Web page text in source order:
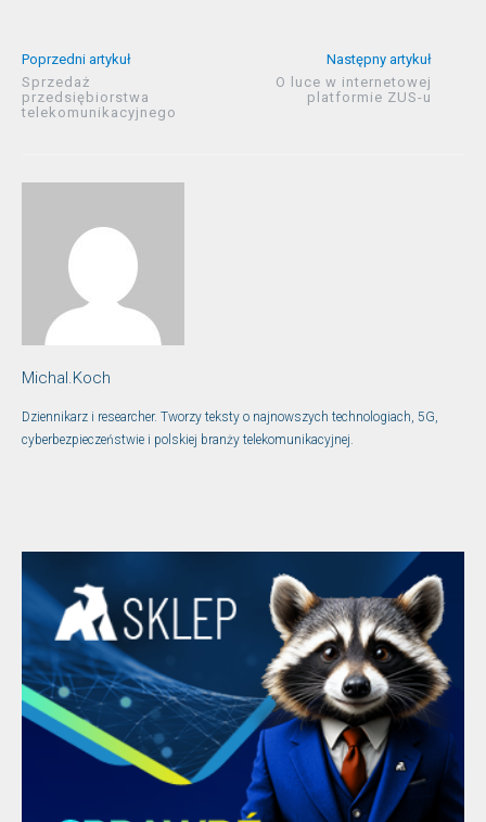
Poprzedni artykuł
Sprzedaż
przedsiębiorstwa
telekomunikacyjnego
Następny artykuł
O luce w internetowej
platformie ZUS-u
Michal.Koch
Dziennikarz i researcher. Tworzy teksty o najnowszych technologiach, 5G,
cyberbezpieczeństwie i polskiej branży telekomunikacyjnej.